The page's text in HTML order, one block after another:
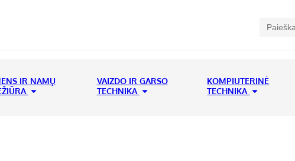
IR NAMŲ
VAIZDO IR GARSO
TECHNIKA
KOMPIUTERINĖ
TECHNIKA